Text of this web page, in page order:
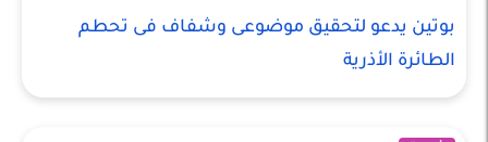
بوتين يدعو لتحقيق موضوعى وشفاف فى تحطم
الطائرة الأذرية